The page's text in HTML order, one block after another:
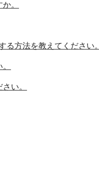
。
る方法を教えてください。
い。